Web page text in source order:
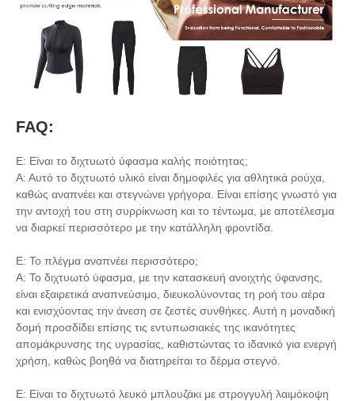
FAQ:
Ε: Είναι το διχτυωτό ύφασμα καλής ποιότητας;
Α: Αυτό το διχτυωτό υλικό είναι δημοφιλές για αθλητικά ρούχα,
καθώς αναπνέει και στεγνώνει γρήγορα. Είναι επίσης γνωστό για
την αντοχή του στη συρρίκνωση και το τέντωμα, με αποτέλεσμα
να διαρκεί περισσότερο με την κατάλληλη φροντίδα.
Ε: Το πλέγμα αναπνέει περισσότερο;
Α: Το διχτυωτό ύφασμα, με την κατασκευή ανοιχτής ύφανσης,
είναι εξαιρετικά αναπνεύσιμο, διευκολύνοντας τη ροή του αέρα
και ενισχύοντας την άνεση σε ζεστές συνθήκες. Αυτή η μοναδική
δομή προσδίδει επίσης τις εντυπωσιακές της ικανότητες
απομάκρυνσης της υγρασίας, καθιστώντας το ιδανικό για ενεργή
χρήση, καθώς βοηθά να διατηρείται το δέρμα στεγνό.
Ε: Είναι το διχτυωτό λευκό μπλουζάκι με στρογγυλή λαιμόκοψη